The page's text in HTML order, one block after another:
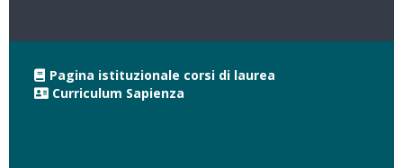
Pagina istituzionale corsi di laurea
Curriculum Sapienza